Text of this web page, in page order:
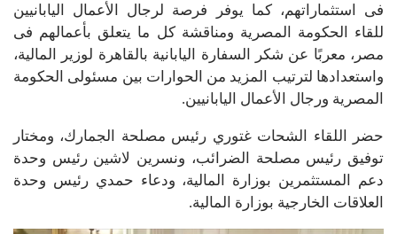
فى استثماراتهم، كما يوفر فرصة لرجال الأعمال اليابانيين
للقاء الحكومة المصرية ومناقشة كل ما يتعلق بأعمالهم فى
مصر، معربًا عن شكر السفارة اليابانية بالقاهرة لوزير المالية،
واستعدادها لترتيب المزيد من الحوارات بين مسئولى الحكومة
المصرية ورجال الأعمال اليابانيين.
حضر اللقاء الشحات غتوري رئيس مصلحة الجمارك، ومختار
توفيق رئيس مصلحة الضرائب، ونسرين لاشين رئيس وحدة
دعم المستثمرين بوزارة المالية، ودعاء حمدي رئيس وحدة
العلاقات الخارجية بوزارة المالية.